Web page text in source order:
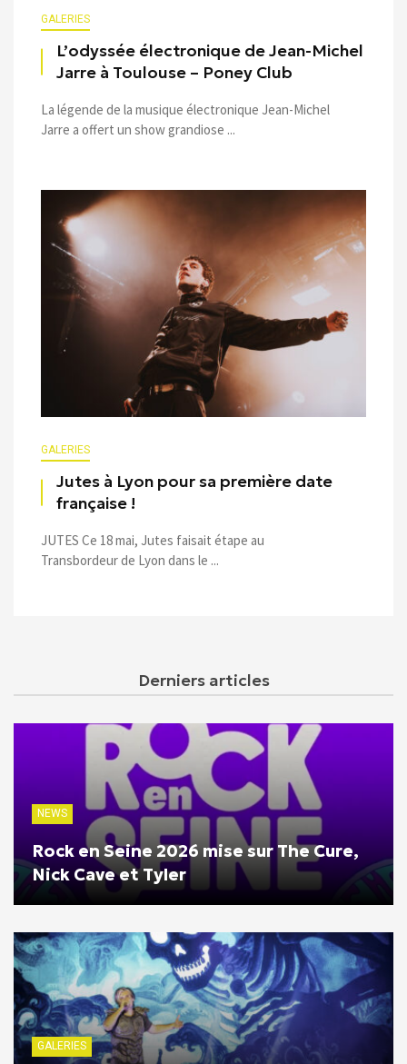
GALERIES
L’odyssée électronique de Jean-Michel
Jarre à Toulouse – Poney Club
La légende de la musique électronique Jean-Michel
Jarre a offert un show grandiose ...
GALERIES
Jutes à Lyon pour sa première date
française !
JUTES Ce 18 mai, Jutes faisait étape au
Transbordeur de Lyon dans le ...
Derniers articles
NEWS
Rock en Seine 2026 mise sur The Cure,
Nick Cave et Tyler
GALERIES